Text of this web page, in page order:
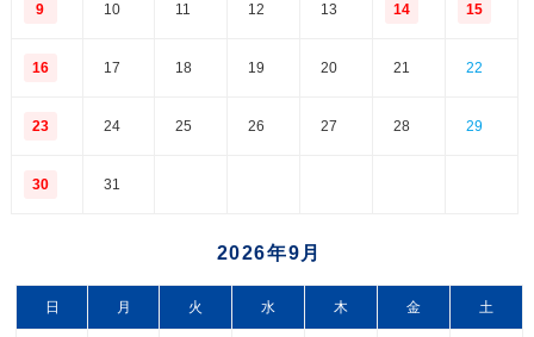
9 10 11 12 13 14 15
16 17 18 19 20 21 22
23 24 25 26 27 28 29
30 31
2026年9月
日 月 火 水 木 金 土